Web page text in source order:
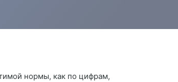
нормы, как по цифрам,